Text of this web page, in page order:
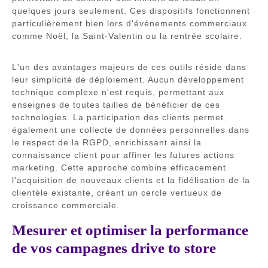
quelques jours seulement. Ces dispositifs fonctionnent
particulièrement bien lors d'événements commerciaux
comme Noël, la Saint-Valentin ou la rentrée scolaire.
L'un des avantages majeurs de ces outils réside dans
leur simplicité de déploiement. Aucun développement
technique complexe n'est requis, permettant aux
enseignes de toutes tailles de bénéficier de ces
technologies. La participation des clients permet
également une collecte de données personnelles dans
le respect de la RGPD, enrichissant ainsi la
connaissance client pour affiner les futures actions
marketing. Cette approche combine efficacement
l'acquisition de nouveaux clients et la fidélisation de la
clientèle existante, créant un cercle vertueux de
croissance commerciale.
Mesurer et optimiser la performance
de vos campagnes drive to store